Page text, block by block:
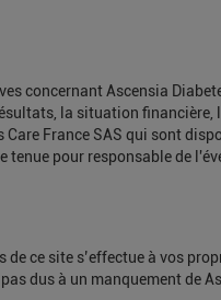
concernant Ascensia
la situation
France SAS qui sont
tenue pour responsable de
ce site s’effectue à vos
dus à un manquement de